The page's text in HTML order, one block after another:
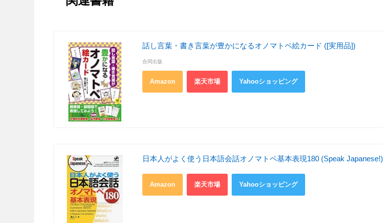
話し言葉・書き言葉が豊かになるオノマトペ絵カード ([実用品])
合同出版
Amazon 楽天市場 Yahooショッピング
日本人がよく使う日本語会話オノマトペ基本表現180 (Speak Japanese!)
Amazon 楽天市場 Yahooショッピング